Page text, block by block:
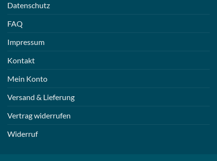
Datenschutz
FAQ
Impressum
Kontakt
Mein Konto
Versand & Lieferung
Vertrag widerrufen
Widerruf